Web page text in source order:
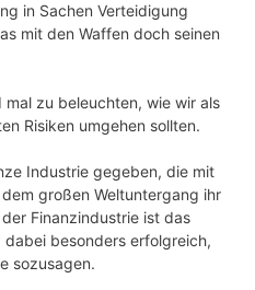
in Sachen Verteidigung
mit den Waffen doch seinen
zu beleuchten, wie wir als
Risiken umgehen sollten.
Industrie gegeben, die mit
großen Weltuntergang ihr
Finanzindustrie ist das
besonders erfolgreich,
sozusagen.